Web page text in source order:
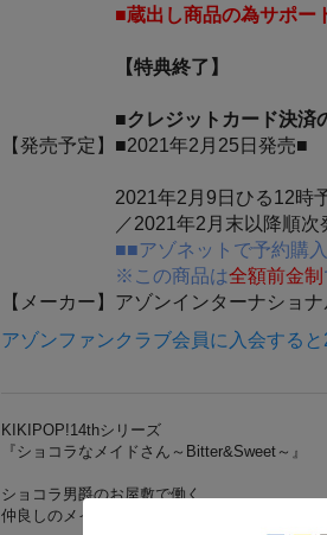
■蔵出し商品の為サポー
【特典終了】
■クレジットカード決済
【発売予定】 ■2021年2月25日発売■
2021年2月9日ひる12時
／2021年2月末以降順次
■■アゾネットで予約購
※この商品は全額前金制
【メーカー】 アゾンインターナショナ
アゾンファンクラブ会員に入会する
KIKIPOP!14thシリーズ
『ショコラなメイドさん～Bitter&Sweet～』
ショコラ男爵のお屋敷で働く
仲良しのメイドさんがふたり